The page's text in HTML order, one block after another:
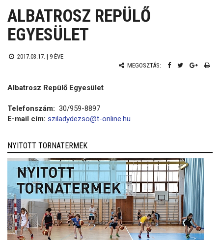
ALBATROSZ REPÜLŐ
EGYESÜLET
2017.03.17. | 9 ÉVE
MEGOSZTÁS:
Albatrosz Repülő Egyesület
Telefonszám: 30/959-8897
E-mail cím: sziladydezso@t-online.hu
NYITOTT TORNATERMEK